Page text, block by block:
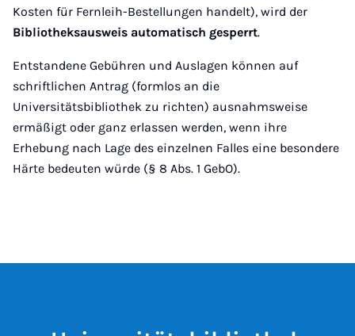
Kosten für Fernleih-Bestellungen handelt), wird der
Bibliotheksausweis automatisch gesperrt.
Entstandene Gebühren und Auslagen können auf
schriftlichen Antrag (formlos an die
Universitätsbibliothek zu richten) ausnahmsweise
ermäßigt oder ganz erlassen werden, wenn ihre
Erhebung nach Lage des einzelnen Falles eine besondere
Härte bedeuten würde (§ 8 Abs. 1 GebO).